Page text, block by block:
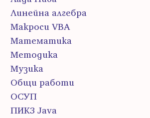
Линейна алгебра
Макроси VBA
Математика
Методика
Музика
Общи работи
ОСУП
ПИК3 Java